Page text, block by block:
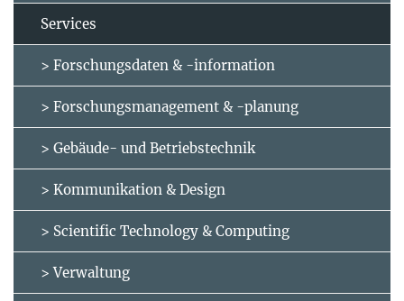
Services
> Forschungsdaten & -information
> Forschungsmanagement & -planung
> Gebäude- und Betriebstechnik
> Kommunikation & Design
> Scientific Technology & Computing
> Verwaltung